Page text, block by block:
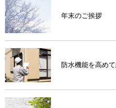
年末のご挨拶
防水機能を高め